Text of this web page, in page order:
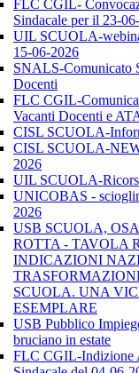
FLC CGIL-
Sindacale per il 23-
UIL SCUOLA-
15-06-2026
SNALS-Comunicato
Docenti
FLC CGIL-
Vacanti Docenti e
CISL SCUOLA-
CISL SCUOLA-
2026
UIL SCUOLA-
UNICOBAS -
2026
USB SCUOLA,
ROTTA - TAVOLA
INDICAZIONI
SCUOLA. UNA
ESEMPLARE
USB Pubblico
bruciano in estate
FLC CGIL-Indizione